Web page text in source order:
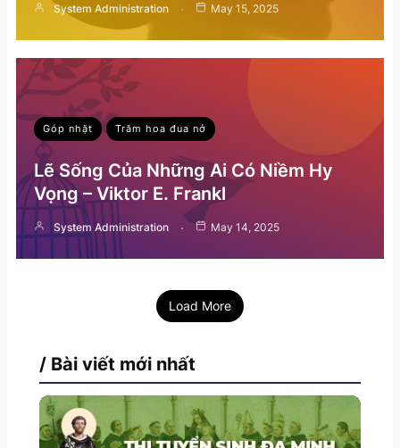
System Administration May 15, 2025
Góp nhặt Trăm hoa đua nở
Lẽ Sống Của Những Ai Có Niềm Hy
Vọng – Viktor E. Frankl
System Administration May 14, 2025
Load More
/ Bài viết mới nhất